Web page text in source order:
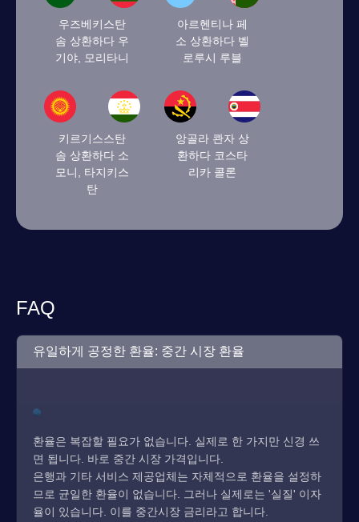
우즈베키스탄
솜 상환하다 우
기야, 모리타니
아르헨티나 페
소 상환하다 벨
로루시 루블
키르기스스탄
솜 상환하다 소
모니, 타지키스
탄
앙골라 콴자 상
환하다 코스타
리카 콜론
FAQ
유일하게 공정한 환율: 중간 시장 환율
환율은 복잡할 필요가 없습니다. 실제로 한 가지만 신경 쓰
면 됩니다. 바로 중간 시장 가격입니다.
은행과 기타 서비스 제공업체는 자체적으로 환율을 설정하
므로 균일한 환율이 없습니다. 그러나 실제로는 '실질' 이자
율이 있습니다. 이를 중간시장 금리라고 합니다.